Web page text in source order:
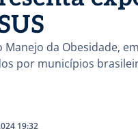
da Obesidade,
por municípios
19:32